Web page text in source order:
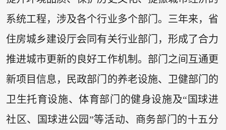
系统工程，涉及各个行业多个部门。三年来，省
住房城乡建设厅会同有关行业部门，形成了合力
推进城市更新的良好工作机制。部门之间互通更
新项目信息，民政部门的养老设施、卫健部门的
卫生托育设施、体育部门的健身设施及“国球进
社区、国球进公园”等活动、商务部门的十五分